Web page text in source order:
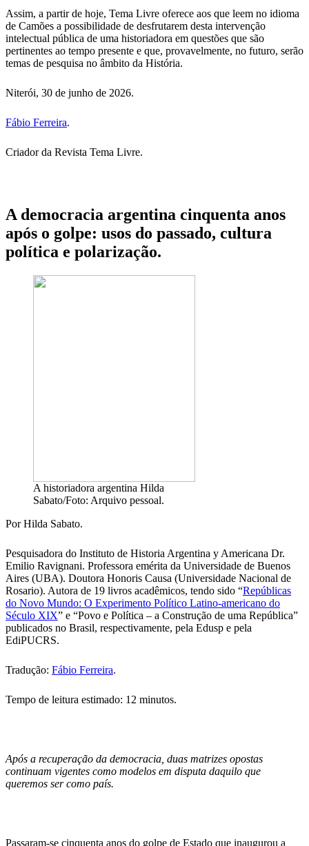
Assim, a partir de hoje, Tema Livre oferece aos que leem no idioma
de Camões a possibilidade de desfrutarem desta intervenção
intelectual pública de uma historiadora em questões que são
pertinentes ao tempo presente e que, provavelmente, no futuro, serão
temas de pesquisa no âmbito da História.
Niterói, 30 de junho de 2026.
Fábio Ferreira.
Criador da Revista Tema Livre.
A democracia argentina cinquenta anos
após o golpe: usos do passado, cultura
política e polarização.
A historiadora argentina Hilda
Sabato/Foto: Arquivo pessoal.
Por Hilda Sabato.
Pesquisadora do Instituto de Historia Argentina y Americana Dr.
Emilio Ravignani. Professora emérita da Universidade de Buenos
Aires (UBA). Doutora Honoris Causa (Universidade Nacional de
Rosario). Autora de 19 livros acadêmicos, tendo sido “Repúblicas
do Novo Mundo: O Experimento Político Latino-americano do
Século XIX” e “Povo e Política – a Construção de uma República”
publicados no Brasil, respectivamente, pela Edusp e pela
EdiPUCRS.
Tradução: Fábio Ferreira.
Tempo de leitura estimado: 12 minutos.
Após a recuperação da democracia, duas matrizes opostas
continuam vigentes como modelos em disputa daquilo que
queremos ser como país.
Passaram-se cinquenta anos do golpe de Estado que inaugurou a